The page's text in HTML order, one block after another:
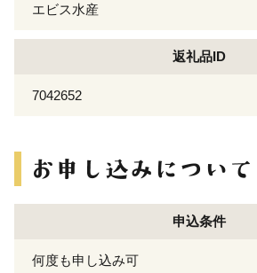
エビス水産
返礼品ID
7042652
申込条件
何度も申し込み可